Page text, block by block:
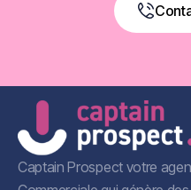
Book
Captain Prospect votre